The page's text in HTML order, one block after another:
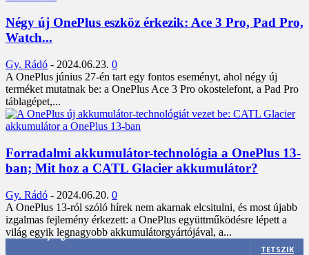
Négy új OnePlus eszköz érkezik: Ace 3 Pro, Pad Pro,
Watch...
Gy. Rádó - 2024.06.23. 0
A OnePlus június 27-én tart egy fontos eseményt, ahol négy új
terméket mutatnak be: a OnePlus Ace 3 Pro okostelefont, a Pad Pro
táblagépet,...
Forradalmi akkumulátor-technológia a OnePlus 13-
ban; Mit hoz a CATL Glacier akkumulátor?
Gy. Rádó - 2024.06.20. 0
A OnePlus 13-ról szóló hírek nem akarnak elcsitulni, és most újabb
izgalmas fejlemény érkezett: a OnePlus együttműködésre lépett a
világ egyik legnagyobb akkumulátorgyártójával, a...
3,452 Rajongók
TETSZIK